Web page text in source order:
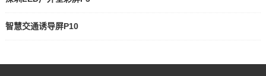
智慧交通诱导屏P10